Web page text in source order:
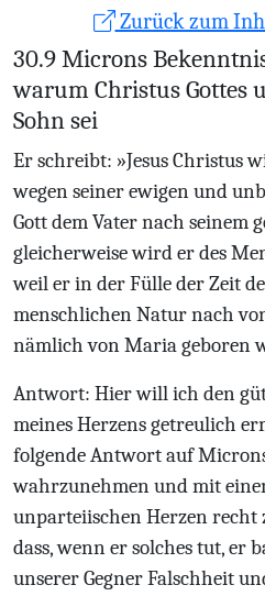
Zurück zum
30.9 Microns
warum Christus Gottes
Sohn sei
Er schreibt: »Jesus Christus
wegen seiner ewigen und
Gott dem Vater nach seinem
gleicherweise wird er des
weil er in der Fülle der Zeit
menschlichen Natur nach
nämlich von Maria geboren
Antwort: Hier will ich den
meines Herzens getreulich
folgende Antwort auf
wahrzunehmen und mit
unparteiischen Herzen recht
dass, wenn er solches tut, er
unserer Gegner Falschheit